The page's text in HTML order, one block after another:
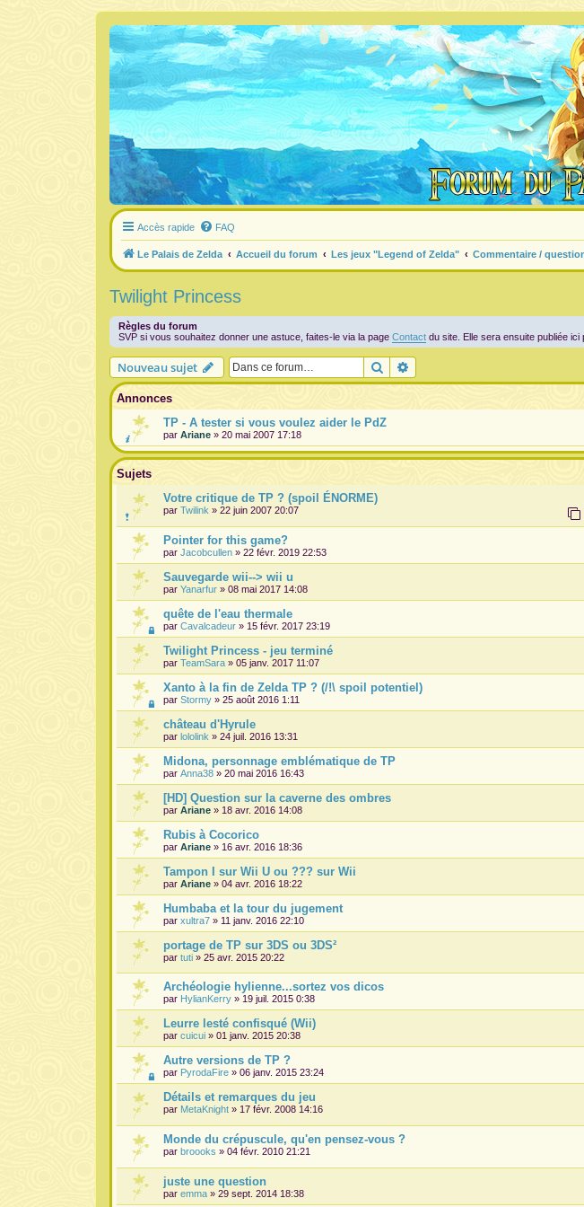
Accès rapide FAQ
Le Palais de Zelda Accueil du forum Les jeux "Legend of Zelda" Commentaire /
Twilight Princess
Règles du forum
SVP si vous souhaitez donner une astuce, faites-le via la page Contact du site. Elle sera ensuite publiée
Nouveau sujet Rechercher
Annonces
TP - A tester si vous voulez aider le PdZ
par Ariane » 20 mai 2007 17:18
Sujets
Votre critique de TP ? (spoil ÉNORME)
par Twilink » 22 juin 2007 20:07
Pointer for this game?
par Jacobcullen » 22 févr. 2019 22:53
Sauvegarde wii--> wii u
par Yanarfur » 08 mai 2017 14:08
quête de l'eau thermale
par Cavalcadeur » 15 févr. 2017 23:19
Twilight Princess - jeu terminé
par TeamSara » 05 janv. 2017 11:07
Xanto à la fin de Zelda TP ? (/!\ spoil potentiel)
par Stormy » 25 août 2016 1:11
château d'Hyrule
par lololink » 24 juil. 2016 13:31
Midona, personnage emblématique de TP
par Anna38 » 20 mai 2016 16:43
[HD] Question sur la caverne des ombres
par Ariane » 18 avr. 2016 14:08
Rubis à Cocorico
par Ariane » 16 avr. 2016 18:36
Tampon I sur Wii U ou ??? sur Wii
par Ariane » 04 avr. 2016 18:22
Humbaba et la tour du jugement
par xultra7 » 11 janv. 2016 22:10
portage de TP sur 3DS ou 3DS²
par tuti » 25 avr. 2015 20:22
Archéologie hylienne...sortez vos dicos
par HylianKerry » 19 juil. 2015 0:38
Leurre lesté confisqué (Wii)
par cuicui » 01 janv. 2015 20:38
Autre versions de TP ?
par PyrodaFire » 06 janv. 2015 23:24
Détails et remarques du jeu
par MetaKnight » 17 févr. 2008 14:16
Monde du crépuscule, qu'en pensez-vous ?
par broooks » 04 févr. 2010 21:21
juste une question
par emma » 29 sept. 2014 18:38